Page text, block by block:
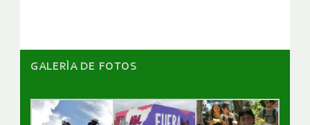
GALERÌA DE FOTOS